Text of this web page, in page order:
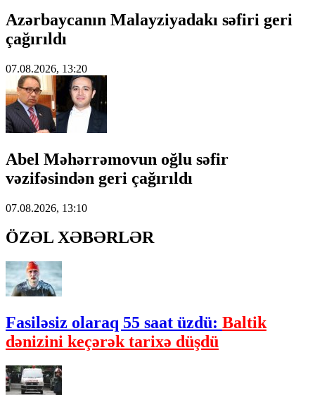
Azərbaycanın Malayziyadakı səfiri geri
çağırıldı
07.08.2026, 13:20
Abel Məhərrəmovun oğlu səfir
vəzifəsindən geri çağırıldı
07.08.2026, 13:10
ÖZƏL XƏBƏRLƏR
Fasiləsiz olaraq 55 saat üzdü: Baltik
dənizini keçərək tarixə düşdü